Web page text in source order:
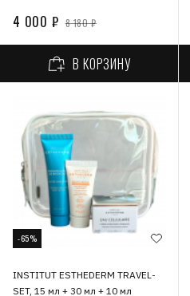
4 000 ₽ 8 180 ₽
В КОРЗИНУ
-65%
INSTITUT ESTHEDERM TRAVEL-
SET, 15 мл + 30 мл + 10 мл